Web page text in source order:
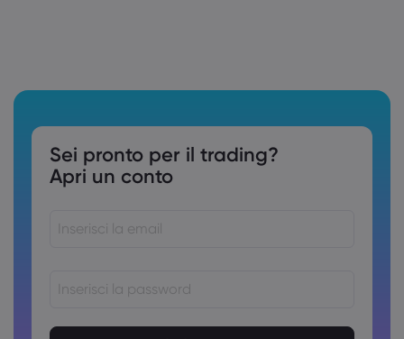
Sei pronto per il trading?
Apri un conto